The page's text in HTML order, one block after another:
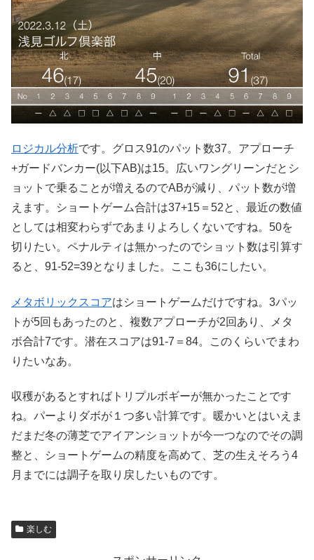
ロジカル分析です。グロス91のパット数37。アプローチ
+ガードバンカー(以下AB)は15。広いワングリーンだとシ
ョットで乗ることが増えるのでABが減り、パット数が増
えます。ショートゲーム合計は37+15＝52と、最近の数値
としては相変わらずであまりよろしくないですね。50を
切りたい。ペナルティは無かったのでショット数は引算す
ると、91-52=39となりました。ここも36にしたい。
メタボリックスコアはショートゲームだけですね。3パッ
トが5回もあったのと、複数アプローチが2回あり、メタ
ボ合計7です。潜在スコアは91-7＝84。このくらいでまわ
りたいなあ。
収穫があるとすればトリプルボギーが無かったことです
ね。パーよりダボが１つ多い計算です。暖かいとはいえま
だまだ冬の薄芝でアイアンショットが今一つなのでその調
整と、ショートゲームの精度を高めて、芝の生えそろう4
月までには調子を取り戻したいものです。
楽しむ